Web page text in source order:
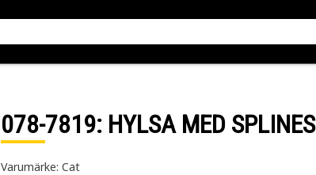
078-7819: HYLSA MED SPLINES
Varumärke: Cat